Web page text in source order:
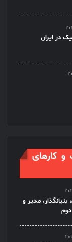
در ایران
کارهای
مدیر و